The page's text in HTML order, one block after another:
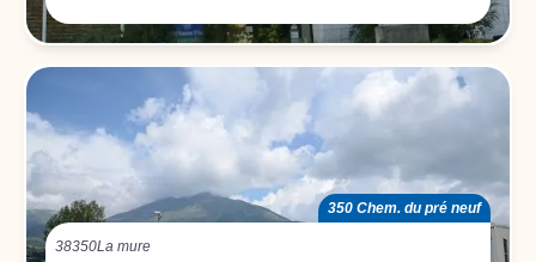
350 Chem. du pré neuf
38350La mure